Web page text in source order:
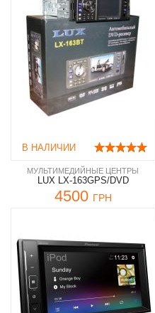
В НАЛИЧИИ
МУЛЬТИМЕДИЙНЫЕ ЦЕНТРЫ
LUX LX-163GPS/DVD
4500 ГРН